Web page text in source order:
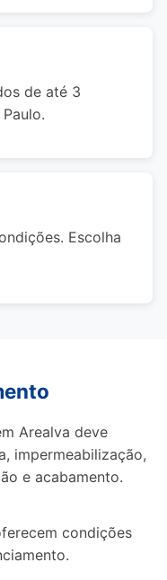
de até 3
Escolha
Arealva deve
impermeabilização,
e acabamento.
condições